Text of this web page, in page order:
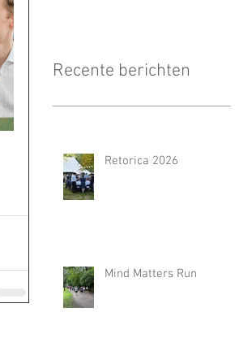
Recente berichten
Retorica 2026
Mind Matters Run